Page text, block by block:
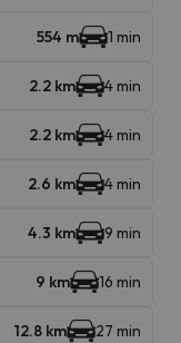
554 m 1 min
2.2 km 4 min
2.2 km 4 min
2.6 km 4 min
4.3 km 9 min
9 km 16 min
12.8 km 27 min